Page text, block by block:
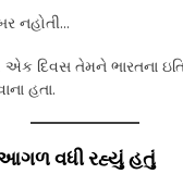
નહોતી…
દિવસ તેમને ભારતના
હતા.
આગળ વધી રહ્યું હતું